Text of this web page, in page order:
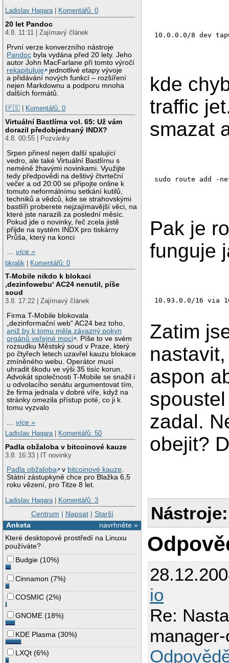
Ladislav Hagara| Komentářů: 0
20 let Pandoc
4.8. 11:11 | Zajímavý článek
První verze konverzního nástroje
Pandoc byla vydána před 20 lety. Jeho
autor John MacFarlane při tomto výročí
rekapituluje
jednotlivé etapy vývoje
a přidávání nových funkcí – rozšíření
nejen Markdownu a podporu mnoha
dalších formátů.
|🇵🇸
Komentářů: 0
Virtuální Bastlírna vol. 65: Už vám
dorazil předobjednaný INDX?
4.8. 00:55 | Pozvánky
Srpen přinesl nejen další spalující
vedro, ale také Virtuální Bastlírnu s
neméně žhavými novinkami. Využijte
tedy předpovědi na deštivý čtvrteční
večer a od 20:00 se připojte online k
tomuto neformálnímu setkání kutilů,
techniků a vědců, kde se strahovskými
bastlíři proberete nejzajímavější věci, na
které jste narazili za poslední měsíc.
Pokud jde o novinky, řeč zcela jistě
přijde na systém INDX pro tiskárny
Průša, který na konci
…více »
bkralik | Komentářů: 0
T-Mobile nikdo k blokaci
‚dezinfowebu‘ AC24 nenutil, píše
soud
3.8. 17:22 | Zajímavý článek
Firma T-Mobile blokovala
„dezinformační web“ AC24 bez toho,
aniž by k tomu měla závazný pokyn
orgánů veřejné moci
. Píše to ve svém
rozsudku Městský soud v Praze, který
po čtyřech letech uzavřel kauzu blokace
zmíněného webu. Operátor musí
uhradit škodu ve výši 35 tisíc korun.
Advokát společnosti T-Mobile se snažil i
u odvolacího senátu argumentovat tím,
že firma jednala v dobré víře, když na
stránky omezila přístup poté, co ji k
tomu vyzvalo
…více »
Ladislav Hagara| Komentářů: 50
Padla obžaloba v bitcoinové kauze
3.8. 16:33 | IT novinky
Padla obžaloba
v bitcoinové kauze.
Státní zástupkyně chce pro Blažka 6,5
roku vězení, pro Titze 8 let.
Ladislav Hagara| Komentářů: 3
Centrum | Napsat| Starší
navrhněte »
Anketa
Které desktopové prostředí na Linuxu
používáte?
Budgie (10%)
Cinnamon (7%)
COSMIC (2%)
GNOME (18%)
KDE Plasma (30%)
LXQt (6%)
10.0.0.0/8 dev
kde
traffic
smazat
sudo route add -
Pak je
funguje
10.93.0.0/16 via
Zatim
aspon
zadal.
obejit?
Nástroje:
io
Re: